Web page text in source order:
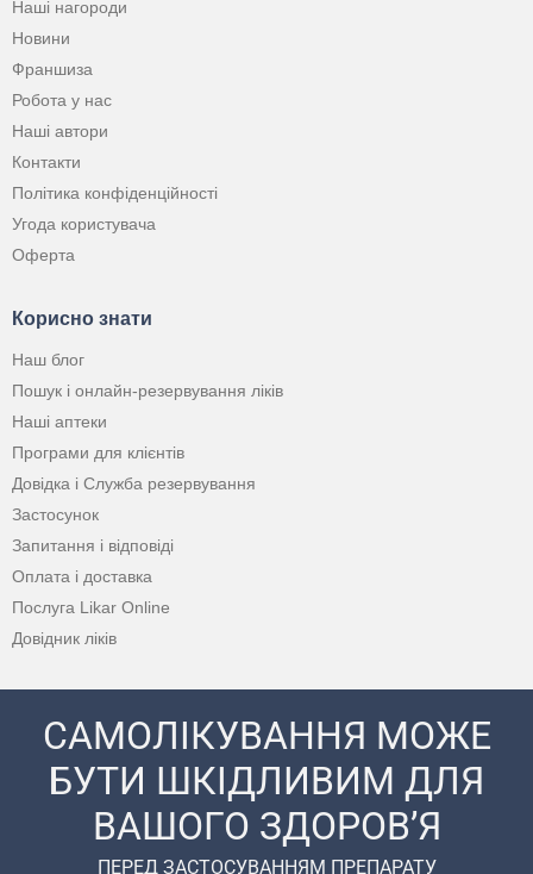
Наші нагороди
Новини
Франшиза
Робота у нас
Наші автори
Контакти
Політика конфіденційності
Угода користувача
Оферта
Корисно знати
Наш блог
Пошук і онлайн-резервування ліків
Наші аптеки
Програми для клієнтів
Довідка і Служба резервування
Застосунок
Запитання і відповіді
Оплата і доставка
Послуга Likar Online
Довідник ліків
САМОЛІКУВАННЯ МОЖЕ
БУТИ ШКІДЛИВИМ ДЛЯ
ВАШОГО ЗДОРОВ’Я
ПЕРЕД ЗАСТОСУВАННЯМ ПРЕПАРАТУ